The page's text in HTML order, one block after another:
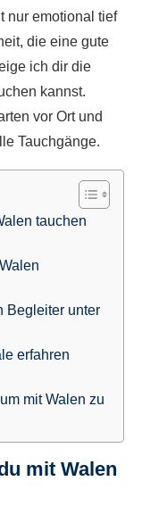
nur emotional tief
die eine gute
ich dir die
kannst.
vor Ort und
Tauchgänge.
tauchen
Begleiter unter
erfahren
mit Walen zu
mit Walen